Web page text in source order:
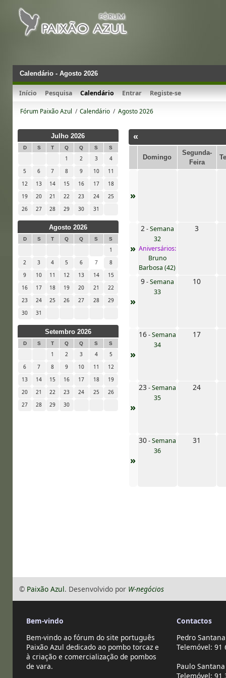
Calendário - Agosto 2026
Início Pesquisa Calendário Entrar Registe-se
Fórum Paixão Azul / Calendário / Agosto 2026
Julho 2026
D S T Q Q S S
1 2 3
4
5
6 7 8 9 10
11
12
13 14 15 16 17
18
19
20 21 22 23 24
25
26
27 28 29 30 31
Agosto 2026
D S T Q Q S S
1
2
3 4 5 6 7
8
9
10 11 12 13 14
15
16
17 18 19 20 21
22
23
24 25 26 27 28
29
30
31
Setembro 2026
D S T Q Q S S
1 2 3 4
5
6
7 8 9 10 11
12
13
14 15 16 17 18
19
20
21 22 23 24 25
26
27
28 29 30
«
Domingo
Segunda-
Feira
»
»
2-Semana
32
Aniversários:
Bruno
Barbosa (42)
3
»
9-Semana
33
10
»
16-Semana
34
17
»
23 -Semana
35
24
»
30-Semana
36
31
© Paixão Azul. Desenvolvido por W-negócios
Bem-vindo
Bem-vindo ao fórum do site português
Paixão Azul dedicado ao pombo torcaz e
à criação e comercialização de pombos
de vara.
Contactos
Pedro
Telemóvel: 91
Paulo
Telemóvel: 91